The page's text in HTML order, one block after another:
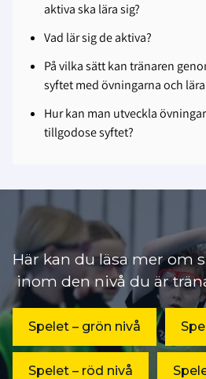
aktiva ska lära sig?
Vad lär sig de aktiva?
På vilka sätt kan tränaren
syftet med övningarna och
Hur kan man utveckla
tillgodose syftet?
Här kan du läsa mer om
inom den nivå du är
Spelet – grön nivå
Spelet – röd nivå